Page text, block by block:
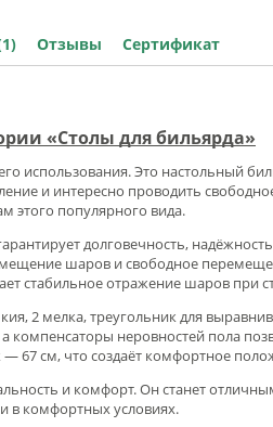
Отзывы Сертификат
«Столы для бильярда»
использования. Это настольный
и интересно проводить
этого популярного вида.
долговечность,
шаров и свободное
стабильное отражение шаров при
2 мелка, треугольник для
компенсаторы неровностей пола
67 см, что создаёт комфортное
и комфорт. Он станет
в комфортных условиях.